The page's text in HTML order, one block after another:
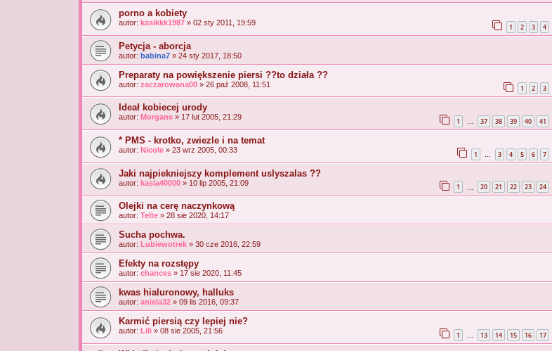
porno a kobiety
autor: kasikkk1987 » 02 sty 2011, 19:59 1 2 3 4
Petycja - aborcja
autor: babina7 » 24 sty 2017, 18:50
Preparaty na powiększenie piersi ??to działa ??
autor: zaczarowana00 » 26 paź 2008, 11:51 1 2 3
Ideał kobiecej urody
autor: Morgane » 17 lut 2005, 21:29 1 … 37 38 39 40 41
* PMS - krotko, zwiezle i na temat
autor: Nicole » 23 wrz 2005, 00:33 1 … 3 4 5 6 7
Jaki najpiekniejszy komplement uslyszalas ??
autor: kasia40000 » 10 lip 2005, 21:09 1 20 21 22 23 24
Olejki na cerę naczynkową
autor: Telte » 28 sie 2020, 14:17
Sucha pochwa.
autor: Lubiewotrek » 30 cze 2016, 22:59
Efekty na rozstępy
autor: chances » 17 sie 2020, 11:45
kwas hialuronowy, halluks
autor: aniela32 » 09 lis 2016, 09:37
Karmić piersią czy lepiej nie?
autor: Lili » 08 sie 2005, 21:56 1 … 13 14 15 16 17